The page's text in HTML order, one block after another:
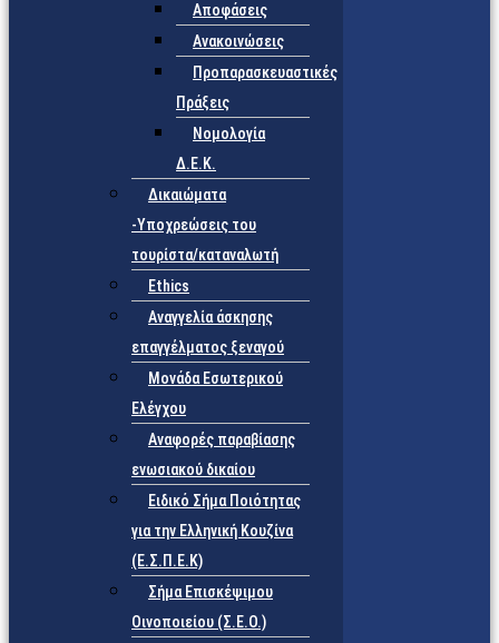
Αποφάσεις
Ανακοινώσεις
Προπαρασκευαστικές
Πράξεις
Νομολογία
Δ.Ε.Κ.
Δικαιώματα
-Υποχρεώσεις του
τουρίστα/καταναλωτή
Ethics
Αναγγελία άσκησης
επαγγέλματος ξεναγού
Μονάδα Εσωτερικού
Ελέγχου
Αναφορές παραβίασης
ενωσιακού δικαίου
Ειδικό Σήμα Ποιότητας
για την Ελληνική Κουζίνα
(Ε.Σ.Π.Ε.Κ)
Σήμα Επισκέψιμου
Οινοποιείου (Σ.Ε.Ο.)